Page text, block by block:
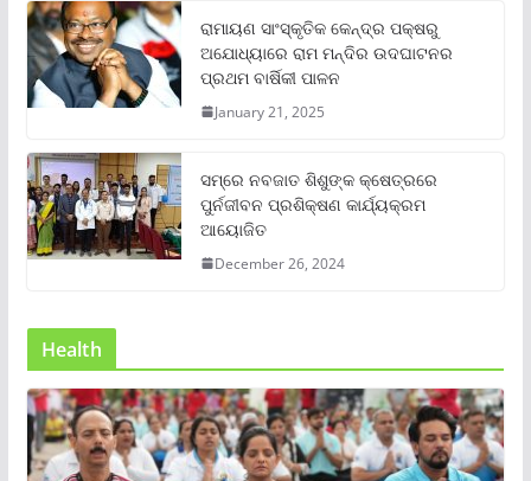
ରାମାୟଣ ସାଂସ୍କୃତିକ କେନ୍ଦ୍ର ପକ୍ଷରୁ
ଅଯୋଧ୍ୟାରେ ରାମ ମନ୍ଦିର ଉଦଘାଟନର
ପ୍ରଥମ ବାର୍ଷିକୀ ପାଳନ
January 21, 2025
ସମ୍‌ରେ ନବଜାତ ଶିଶୁଙ୍କ କ୍ଷେତ୍ରରେ
ପୁର୍ନଜୀବନ ପ୍ରଶିକ୍ଷଣ କାର୍ଯ୍ୟକ୍ରମ
ଆୟୋଜିତ
December 26, 2024
Health